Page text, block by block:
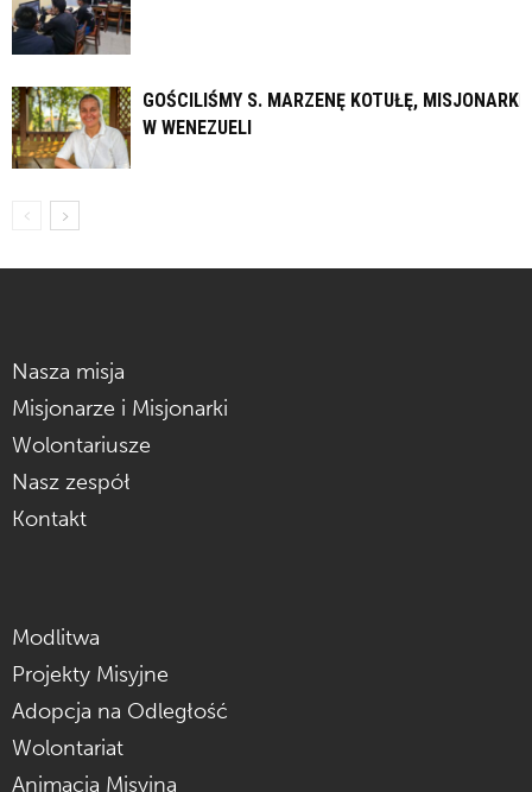
GOŚCILIŚMY S. MARZENĘ KOTUŁĘ, MISJONARKĘ
W WENEZUELI
Nasza misja
Misjonarze i Misjonarki
Wolontariusze
Nasz zespół
Kontakt
Modlitwa
Projekty Misyjne
Adopcja na Odległość
Wolontariat
Animacja Misyjna